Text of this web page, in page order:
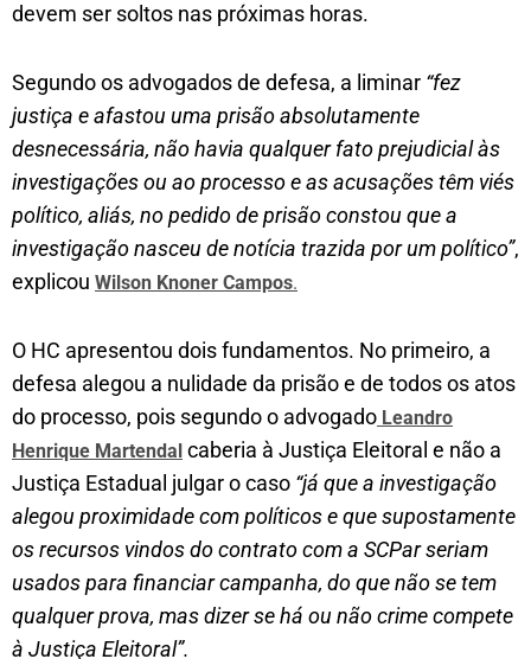
devem ser soltos nas próximas horas.
Segundo os advogados de defesa, a liminar “fez
justiça e afastou uma prisão absolutamente
desnecessária, não havia qualquer fato prejudicial às
investigações ou ao processo e as acusações têm viés
político, aliás, no pedido de prisão constou que a
investigação nasceu de notícia trazida por um político”,
explicou Wilson Knoner Campos.
O HC apresentou dois fundamentos. No primeiro, a
defesa alegou a nulidade da prisão e de todos os atos
do processo, pois segundo o advogado Leandro
Henrique Martendal caberia à Justiça Eleitoral e não a
Justiça Estadual julgar o caso “já que a investigação
alegou proximidade com políticos e que supostamente
os recursos vindos do contrato com a SCPar seriam
usados para financiar campanha, do que não se tem
qualquer prova, mas dizer se há ou não crime compete
à Justiça Eleitoral”.